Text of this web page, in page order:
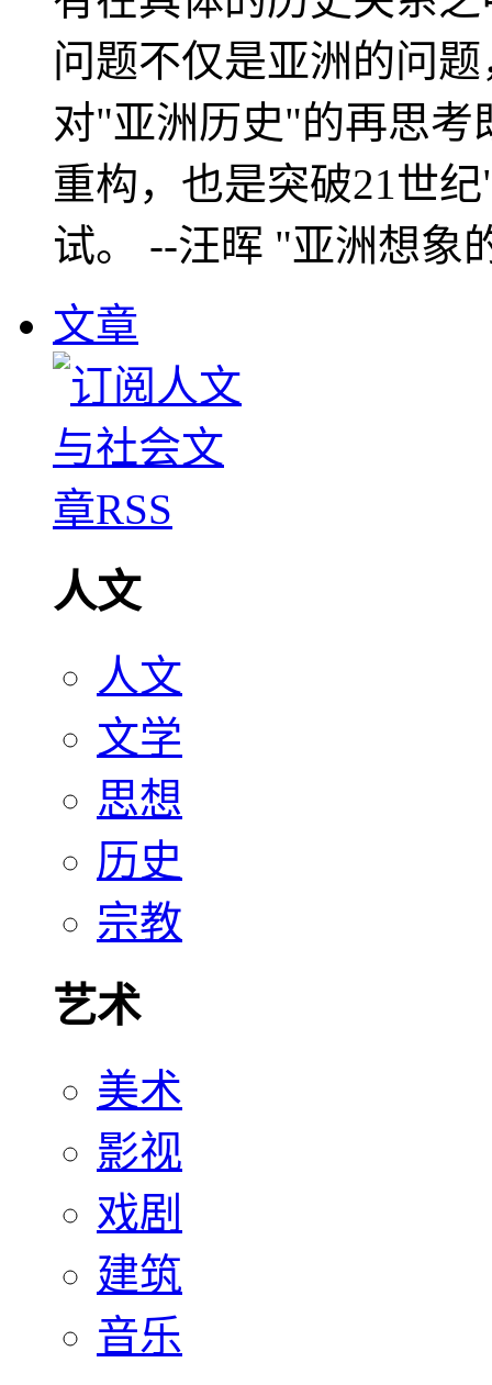
问题不仅是亚洲的问
对"亚洲历史"的再思考
重构，也是突破21世
试。 --汪晖 "亚洲想象
文章
人文
人文
文学
思想
历史
宗教
艺术
美术
影视
戏剧
建筑
音乐